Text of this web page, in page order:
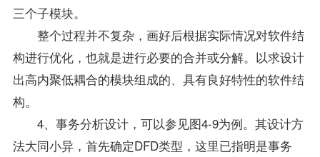
三个子模块。
整个过程并不复杂，画好后根据实际情况对软件结
构进行优化，也就是进行必要的合并或分解。以求设计
出高内聚低耦合的模块组成的、具有良好特性的软件结
构。
4、事务分析设计，可以参见图4-9为例。其设计方
法大同小异，首先确定DFD类型，这里已指明是事务